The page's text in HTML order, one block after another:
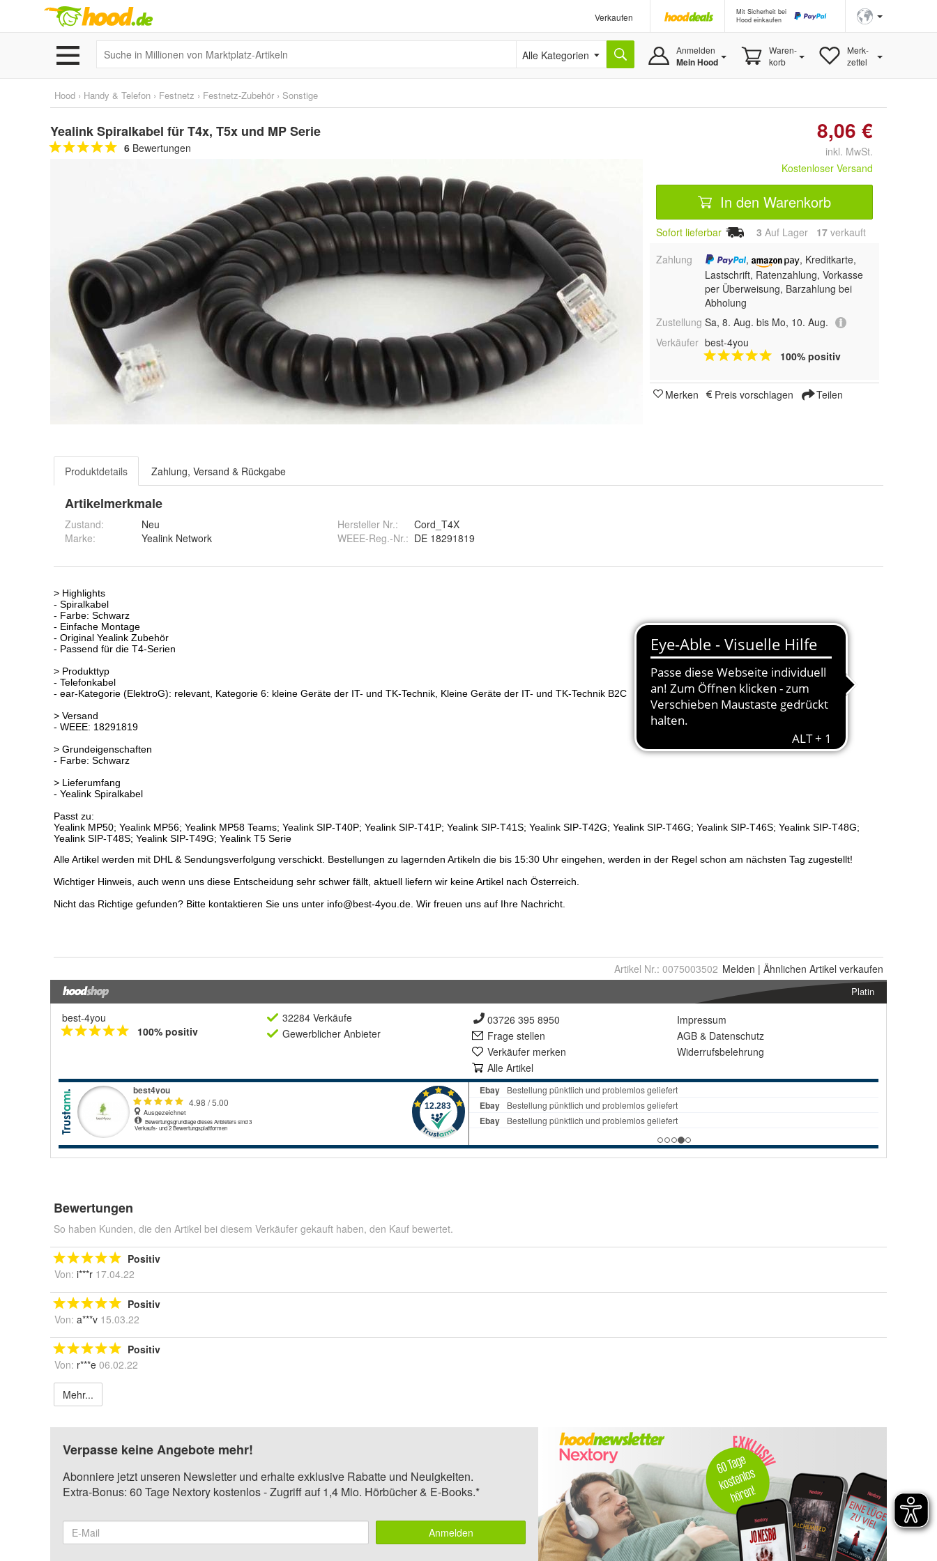
Verkaufen
Mit Sicherheit bei
Hood einkaufen
Alle Kategorien Anmelden
Mein Hood
Waren-
korb
Merk-
zettel
Hood › Handy & Telefon › Festnetz › Festnetz-Zubehör › Sonstige
Yealink Spiralkabel für T4x, T5x und MP Serie
6 Bewertungen
8,06 €
inkl. MwSt.
Kostenloser Versand
In den Warenkorb
Sofort lieferbar 3 Auf Lager 17 verkauft
Zahlung
,
, Kreditkarte,
Lastschrift, Ratenzahlung, Vorkasse
per Überweisung, Barzahlung bei
Abholung
Zustellung Sa, 8. Aug. bis Mo, 10. Aug.
Verkäufer best-4you
100% positiv
Merken Preis vorschlagen Teilen
Produktdetails Zahlung, Versand & Rückgabe
Artikelmerkmale
Zustand:
Neu
Marke:
Yealink Network
Hersteller Nr.:
Cord_T4X
WEEE-Reg.-Nr.: DE 18291819
Artikel Nr.: 0075003502 Melden | Ähnlichen Artikel verkaufen
Platin
best-4you
100% positiv
32284 Verkäufe
Gewerblicher Anbieter
03726 395 8950
Frage stellen
Verkäufer merken
Alle Artikel
Impressum
AGB & Datenschutz
Widerrufsbelehrung
Bewertungen
So haben Kunden, die den Artikel bei diesem Verkäufer gekauft haben, den Kauf bewertet.
Positiv
Von: i***r 17.04.22
Positiv
Von: a***v 15.03.22
Positiv
Von: r***e 06.02.22
Mehr...
Verpasse keine Angebote mehr!
Abonniere jetzt unseren Newsletter und erhalte exklusive Rabatte und Neuigkeiten.
Extra-Bonus: 60 Tage Nextory kostenlos - Zugriff auf 1,4 Mio. Hörbücher & E-Books.*
Anmelden